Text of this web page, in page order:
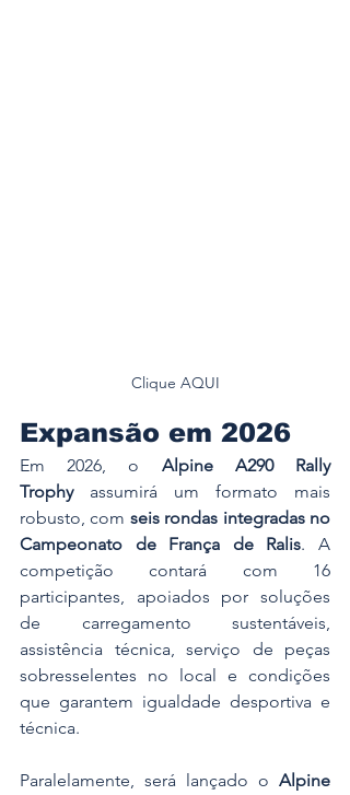
Clique AQUI
Expansão em 2026
Em 2026, o Alpine A290 Rally
Trophy assumirá um formato mais
robusto, com seis rondas integradas no
Campeonato de França de Ralis. A
competição contará com 16
participantes, apoiados por soluções
de carregamento sustentáveis,
assistência técnica, serviço de peças
sobresselentes no local e condições
que garantem igualdade desportiva e
técnica.
Paralelamente, será lançado o Alpine